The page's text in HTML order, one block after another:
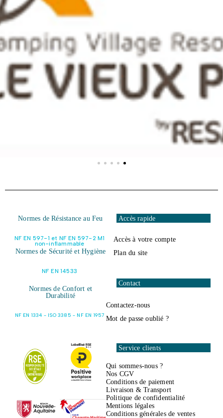
Normes de Résistance au Feu
NF EN 597-1 et NF EN 597-2 M1
non-inflammable
Normes de Sécurité et Hygiène
NF EN 14533
Normes de Confort et
Durabilité
NF EN 1334 - ISO 3385 - NF EN 1957
Accès rapide
Accès à votre compte
Plan du site
Contact
Contactez-nous
Mot de passe oublié ?
Service clients
Qui sommes-nous ?
Nos CGV
Conditions de paiement
Livraison & Transport
Politique de confidentialité
Mentions légales
Conditions générales de ventes